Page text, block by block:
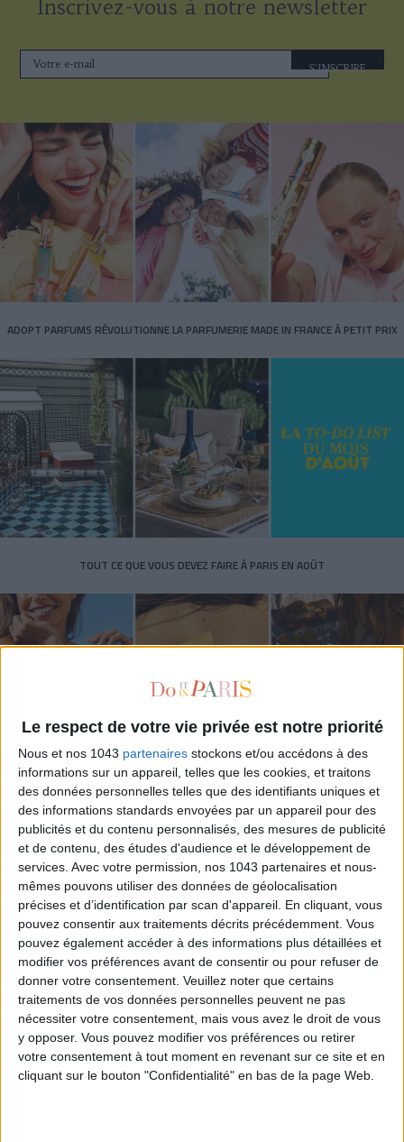
Le respect de votre vie privée est notre priorité
Nous et nos 1043 partenaires stockons et/ou accédons à des
informations sur un appareil, telles que les cookies, et traitons
des données personnelles telles que des identifiants uniques et
des informations standards envoyées par un appareil pour des
publicités et du contenu personnalisés, des mesures de publicité
et de contenu, des études d'audience et le développement de
services. Avec votre permission, nos 1043 partenaires et nous-
mêmes pouvons utiliser des données de géolocalisation
précises et d’identification par scan d'appareil. En cliquant, vous
pouvez consentir aux traitements décrits précédemment. Vous
pouvez également accéder à des informations plus détaillées et
modifier vos préférences avant de consentir ou pour refuser de
donner votre consentement. Veuillez noter que certains
traitements de vos données personnelles peuvent ne pas
nécessiter votre consentement, mais vous avez le droit de vous
y opposer. Vous pouvez modifier vos préférences ou retirer
votre consentement à tout moment en revenant sur ce site et en
cliquant sur le bouton "Confidentialité" en bas de la page Web.
Inscrivez-vous à notre newsletter
S'INSCRIRE
ADOPT PARFUMS RÉVOLUTIONNE LA PARFUMERIE MADE IN FRANCE À PETIT PRIX
TOUT CE QUE VOUS DEVEZ FAIRE À PARIS EN AOÛT
LES SPF 50 QUI DONNENT ENVIE DE SE TARTINER
LES MEILLEURS HÔTELS POUR UN WEEK-END SPA ET GASTRONOMIE